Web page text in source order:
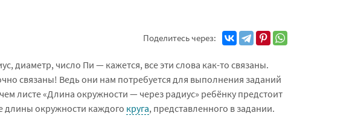
Поделитесь через:
диаметр, число Пи — кажется, все эти слова как-то связаны.
связаны! Ведь они нам потребуется для выполнения заданий
листе «Длина окружности — через радиус» ребёнку предстоит
длины окружности каждого круга, представленного в задании.